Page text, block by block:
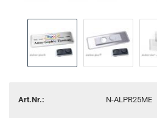
Art.Nr.: N-ALPR25ME